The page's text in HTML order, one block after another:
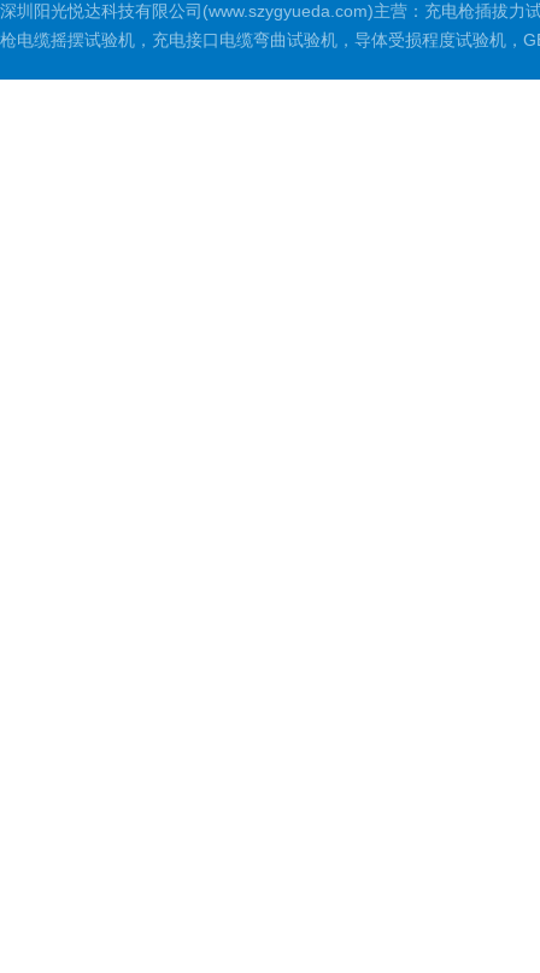
深圳阳光悦达科技有限公司(www.szygyueda.com)主营：充电枪插拔
枪电缆摇摆试验机，充电接口电缆弯曲试验机，导体受损程度试验机，